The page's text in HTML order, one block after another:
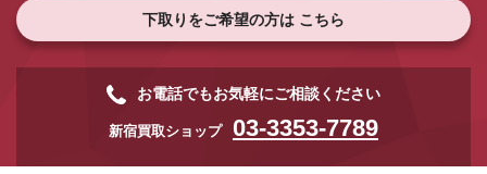
下取りをご希望の方は こちら
お電話でもお気軽にご相談ください
新宿買取ショップ 03-3353-7789